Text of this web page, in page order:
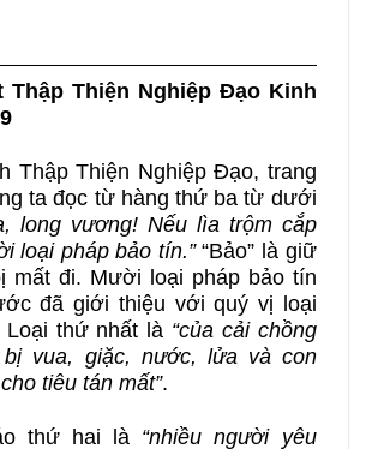
Thập Thiện Nghiệp Đạo Kinh
Thập Thiện Nghiệp Đạo, trang
ta đọc từ hàng thứ ba từ dưới
long vương! Nếu lìa trộm cắp
loại pháp bảo tín.”“Bảo” là giữ
mất đi. Mười loại pháp bảo tín
đã giới thiệu với quý vị loại
thứ nhất là “của cải chồng
bị vua, giặc, nước, lửa và con
tiêu tán mất”.
thứ hai là “nhiều người yêu